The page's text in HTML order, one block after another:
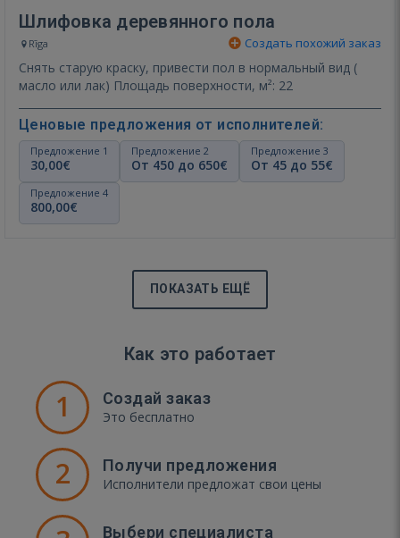
Шлифовка деревянного пола
Rīga Создать похожий заказ
Снять старую краску, привести пол в нормальный вид (
масло или лак) Площадь поверхности, м²: 22
Ценовые предложения от исполнителей:
Предложение 1
30,00€
Предложение 2
От 450 до 650€
Предложение 3
От 45 до 55€
Предложение 4
800,00€
ПОКАЗАТЬ ЕЩЁ
Как это работает
1 Создай заказ
Это бесплатно
2 Получи предложения
Исполнители предложат свои цены
Выбери специалиста